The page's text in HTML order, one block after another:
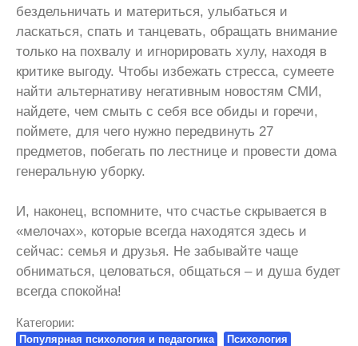
бездельничать и материться, улыбаться и
ласкаться, спать и танцевать, обращать внимание
только на похвалу и игнорировать хулу, находя в
критике выгоду. Чтобы избежать стресса, сумеете
найти альтернативу негативным новостям СМИ,
найдете, чем смыть с себя все обиды и горечи,
поймете, для чего нужно передвинуть 27
предметов, побегать по лестнице и провести дома
генеральную уборку.
И, наконец, вспомните, что счастье скрывается в
«мелочах», которые всегда находятся здесь и
сейчас: семья и друзья. Не забывайте чаще
обниматься, целоваться, общаться – и душа будет
всегда спокойна!
Категории:
Популярная психология и педагогика Психология